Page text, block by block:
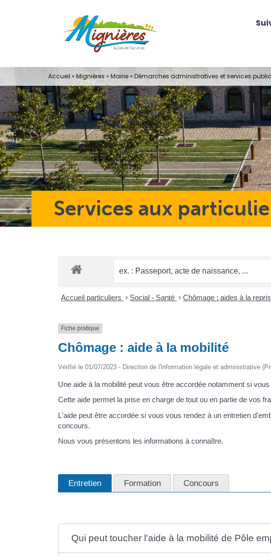
Services aux
Accueil » Mignières » Mairie» Démarches administratives et services
Accueil particuliers > Social - Santé > Chômage : aides à la
Fiche pratique
Chômage : aide à la mobilité
Vérifié le 01/07/2023 - Direction de l'information légale et administrative
Une aide à la mobilité peut vous être accordée notamment si
Cette aide permet la prise en charge de tout ou en partie de vos
L'aide peut être accordée si vous vous rendez à un entretien
concours.
Nous vous présentons les informations à connaître.
Entretien Formation Concours
Qui peut toucher l'aide à la mobilité de Pôle